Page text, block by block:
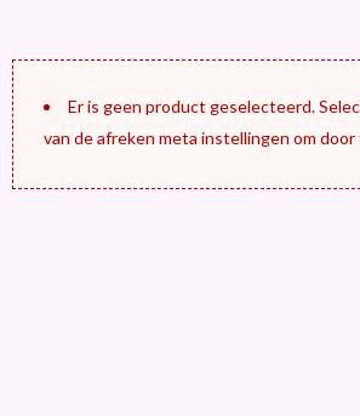
Er is geen product geselecteerd.
van de afreken meta instellingen om door